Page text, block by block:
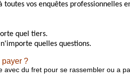
vos enquêtes professionnelles
quel tiers.
quelles questions.
payer ?
du fret pour se rassembler ou a